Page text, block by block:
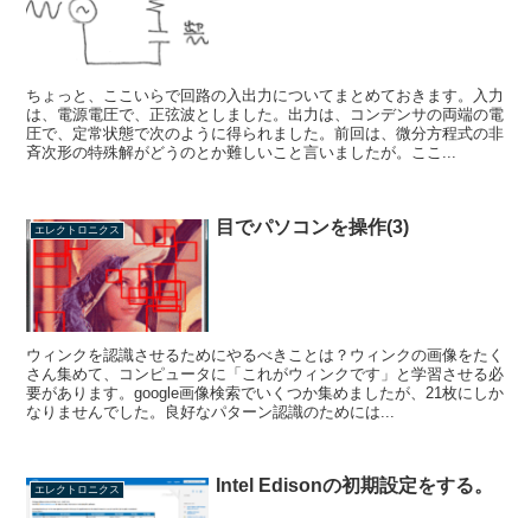
ちょっと、ここいらで回路の入出力についてまとめておきます。入力
は、電源電圧で、正弦波としました。出力は、コンデンサの両端の電
圧で、定常状態で次のように得られました。前回は、微分方程式の非
斉次形の特殊解がどうのとか難しいこと言いましたが。ここ...
エレクトロニクス 目でパソコンを操作(3)
ウィンクを認識させるためにやるべきことは？ウィンクの画像をたく
さん集めて、コンピュータに「これがウィンクです」と学習させる必
要があります。google画像検索でいくつか集めましたが、21枚にしか
なりませんでした。良好なパターン認識のためには...
エレクトロニクス Intel Edisonの初期設定をする。